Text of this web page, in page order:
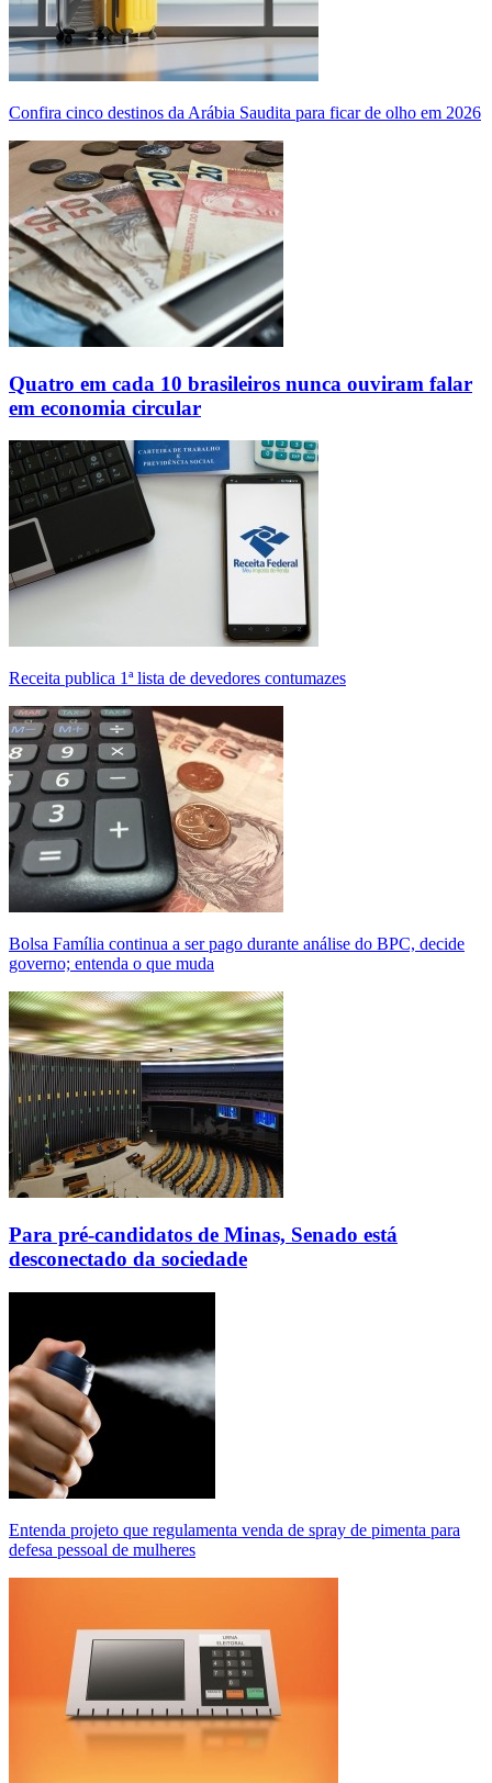
Confira cinco destinos da Arábia Saudita para ficar de olho em 2026
Quatro em cada 10 brasileiros nunca ouviram falar
em economia circular
Receita publica 1ª lista de devedores contumazes
Bolsa Família continua a ser pago durante análise do BPC, decide
governo; entenda o que muda
Para pré-candidatos de Minas, Senado está
desconectado da sociedade
Entenda projeto que regulamenta venda de spray de pimenta para
defesa pessoal de mulheres